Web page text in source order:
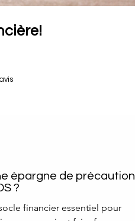
épargne de précaution
?
financier essentiel pour